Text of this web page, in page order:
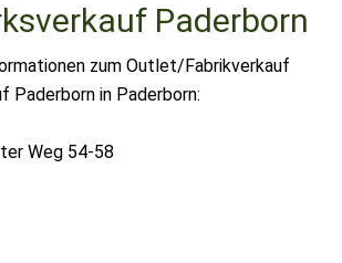
Paderborn
zum Outlet/Fabrikverkauf
Paderborn in Paderborn:
Weg 54-58